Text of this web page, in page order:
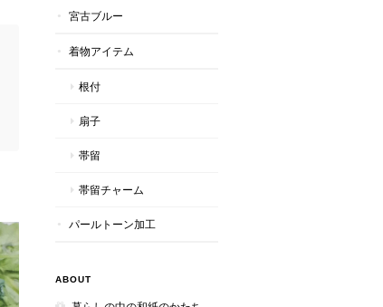
宮古ブルー
着物アイテム
根付
扇子
帯留
帯留チャーム
パールトーン加工
ABOUT